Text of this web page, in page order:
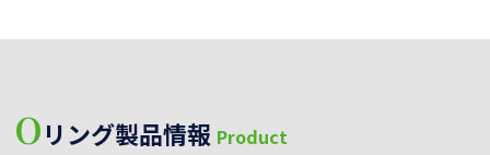
Oリング製品情報 Product